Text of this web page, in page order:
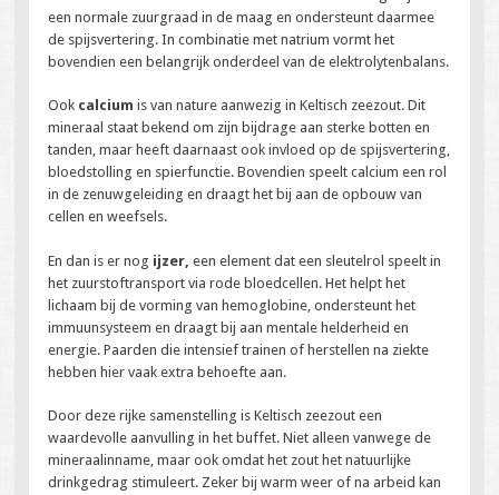
een normale zuurgraad in de maag en ondersteunt daarmee
de spijsvertering. In combinatie met natrium vormt het
bovendien een belangrijk onderdeel van de elektrolytenbalans.
Ook calciumis van nature aanwezig in Keltisch zeezout. Dit
mineraal staat bekend om zijn bijdrage aan sterke botten en
tanden, maar heeft daarnaast ook invloed op de spijsvertering,
bloedstolling en spierfunctie. Bovendien speelt calcium een rol
in de zenuwgeleiding en draagt het bij aan de opbouw van
cellen en weefsels.
En dan is er nog ijzer, een element dat een sleutelrol speelt in
het zuurstoftransport via rode bloedcellen. Het helpt het
lichaam bij de vorming van hemoglobine, ondersteunt het
immuunsysteem en draagt bij aan mentale helderheid en
energie. Paarden die intensief trainen of herstellen na ziekte
hebben hier vaak extra behoefte aan.
Door deze rijke samenstelling is Keltisch zeezout een
waardevolle aanvulling in het buffet. Niet alleen vanwege de
mineraalinname, maar ook omdat het zout het natuurlijke
drinkgedrag stimuleert. Zeker bij warm weer of na arbeid kan